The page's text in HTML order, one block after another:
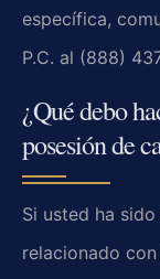
específica,
P.C. al (888)
¿Qué debo
posesión de
Si usted ha
relacionado